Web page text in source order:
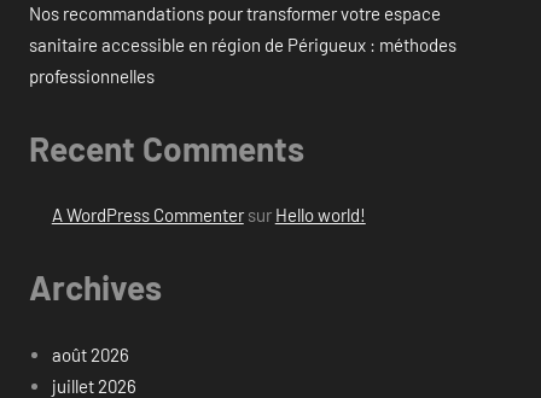
Nos recommandations pour transformer votre espace
sanitaire accessible en région de Périgueux : méthodes
professionnelles
Recent Comments
A WordPress Commentersur Hello world!
Archives
août 2026
juillet 2026